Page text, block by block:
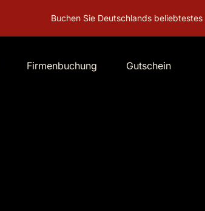
Buchen Sie Deutschlands beliebtestes Geschenk!
Firmenbuchung Gutschein